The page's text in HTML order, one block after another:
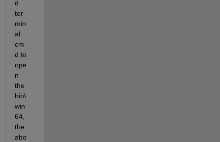
d
ter
min
al
cm
d to
ope
n
the
bin\
win
64,
the
abo